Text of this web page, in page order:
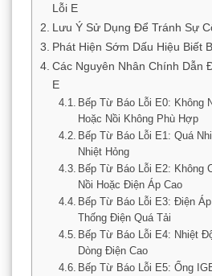
Lỗi E
Lưu Ý Sử Dụng Để Tránh Sự
Phát Hiện Sớm Dấu Hiệu Biết
Các Nguyên Nhân Chính Dẫn
E
Bếp Từ Báo Lỗi E0: Không
Hoặc Nồi Không Phù Hợp
Bếp Từ Báo Lỗi E1: Quá
Nhiệt Hỏng
Bếp Từ Báo Lỗi E2: Không
Nồi Hoặc Điện Áp Cao
Bếp Từ Báo Lỗi E3: Điện
Thống Điện Quá Tải
Bếp Từ Báo Lỗi E4: Nhiệt
Dòng Điện Cao
Bếp Từ Báo Lỗi E5: Ống